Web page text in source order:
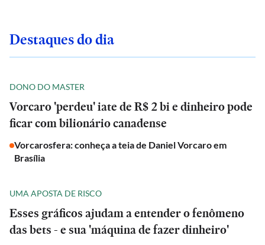
Destaques do dia
DONO DO MASTER
Vorcaro 'perdeu' iate de R$ 2 bi e dinheiro pode
ficar com bilionário canadense
Vorcarosfera: conheça a teia de Daniel Vorcaro em
Brasília
UMA APOSTA DE RISCO
Esses gráficos ajudam a entender o fenômeno
das bets - e sua 'máquina de fazer dinheiro'